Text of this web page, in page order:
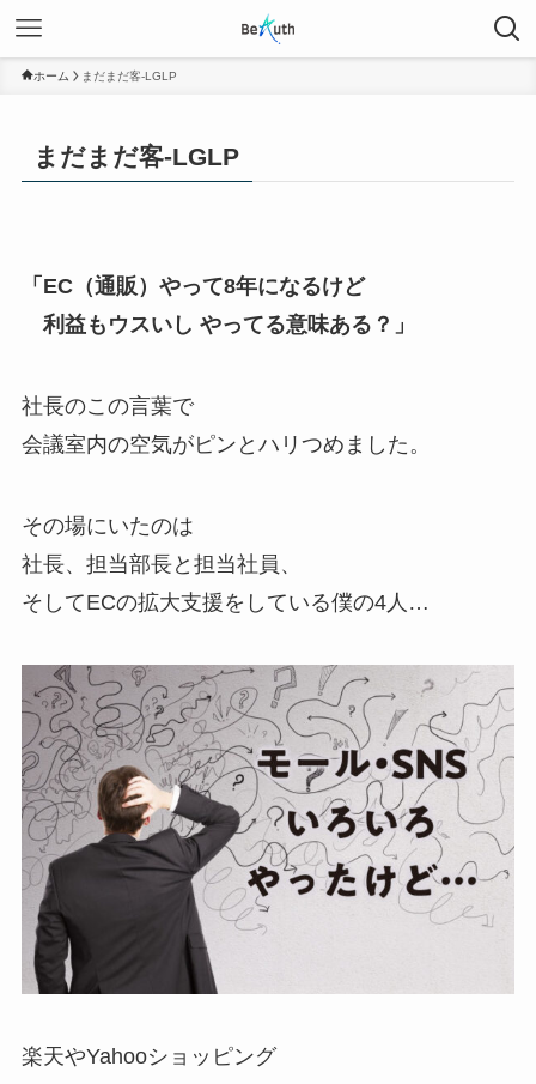
ホーム まだまだ客-LGLP
まだまだ客-LGLP
「EC（通販）やって8年になるけど
利益もウスいし やってる意味ある？」
社長のこの言葉で
会議室内の空気がピンとハリつめました。
その場にいたのは
社長、担当部長と担当社員、
そしてECの拡大支援をしている僕の4人…
楽天やYahooショッピング